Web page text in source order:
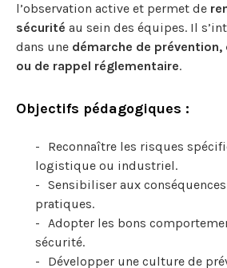
l’observation active et permet de
sécurité au sein des équipes. Il
dans une démarche de
ou de rappel réglementaire.
Objectifs pédagogiques :
Reconnaître les risques
logistique ou industriel.
Sensibiliser aux
pratiques.
Adopter les bons
sécurité.
Développer une culture de